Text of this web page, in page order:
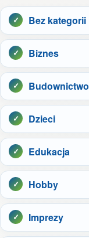
Bez kategorii
Biznes
Budownictwo
Dzieci
Edukacja
Hobby
Imprezy